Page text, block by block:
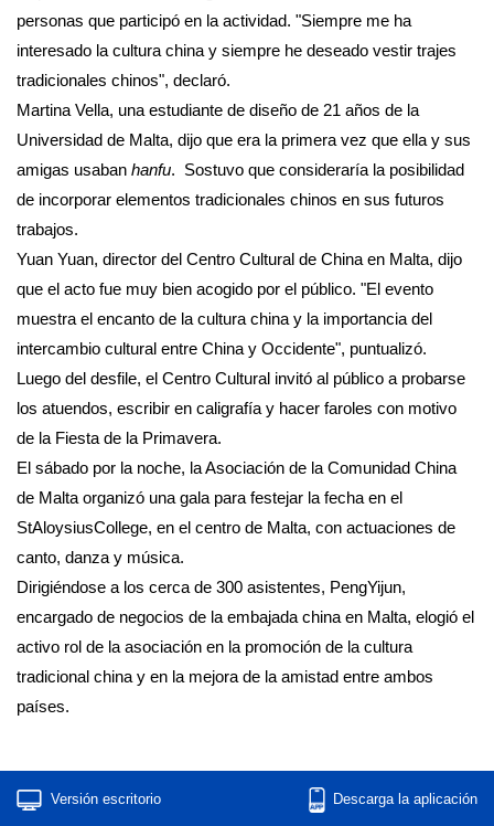
personas que participó en la actividad. "Siempre me ha
interesado la cultura china y siempre he deseado vestir trajes
tradicionales chinos", declaró.
Martina Vella, una estudiante de diseño de 21 años de la
Universidad de Malta, dijo que era la primera vez que ella y sus
amigas usaban hanfu. Sostuvo que consideraría la posibilidad
de incorporar elementos tradicionales chinos en sus futuros
trabajos.
Yuan Yuan, director del Centro Cultural de China en Malta, dijo
que el acto fue muy bien acogido por el público. "El evento
muestra el encanto de la cultura china y la importancia del
intercambio cultural entre China y Occidente", puntualizó.
Luego del desfile, el Centro Cultural invitó al público a probarse
los atuendos, escribir en caligrafía y hacer faroles con motivo
de la Fiesta de la Primavera.
El sábado por la noche, la Asociación de la Comunidad China
de Malta organizó una gala para festejar la fecha en el
StAloysiusCollege, en el centro de Malta, con actuaciones de
canto, danza y música.
Dirigiéndose a los cerca de 300 asistentes, PengYijun,
encargado de negocios de la embajada china en Malta, elogió el
activo rol de la asociación en la promoción de la cultura
tradicional china y en la mejora de la amistad entre ambos
países.
Versión escritorio Descarga la aplicación